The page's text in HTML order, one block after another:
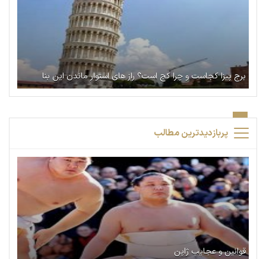
برج پیزا کجاست و چرا کج است؟ راز های استوار ماندن این بنا
پربازدیدترین مطالب
قوانین و عجایب ژاپن